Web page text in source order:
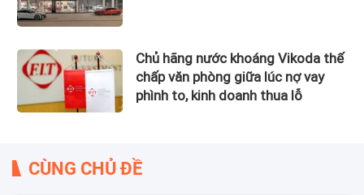
Chủ hãng nước khoáng Vikoda thế
chấp văn phòng giữa lúc nợ vay
phình to, kinh doanh thua lỗ
CÙNG CHỦ ĐỀ